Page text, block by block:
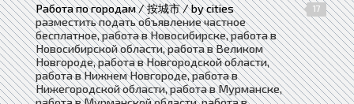
Работа по городам / 按城市 / by cities
17
разместить подать объявление частное
бесплатное, работа в Новосибирске, работа в
Новосибирской области, работа в Великом
Новгороде, работа в Новгородской области,
работа в Нижнем Новгороде, работа в
Нижегородской области, работа в Мурманске,